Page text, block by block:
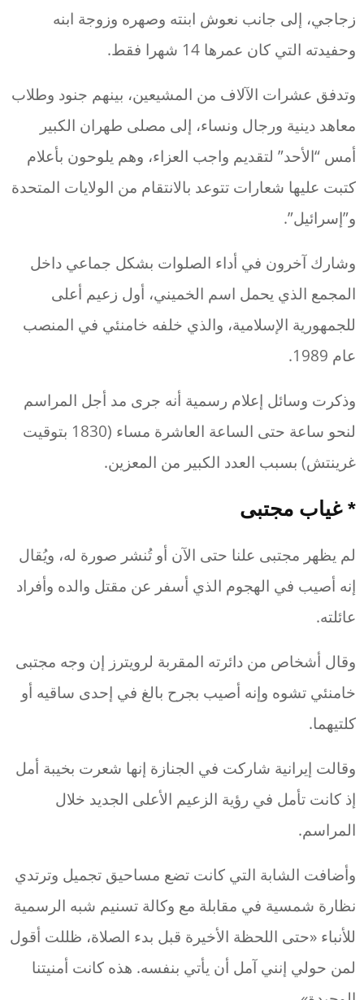
زجاجي، إلى جانب نعوش ابنته وصهره وزوجة ابنه
وحفيدته التي كان عمرها 14 شهرا فقط.
وتدفق عشرات الآلاف من المشيعين، بينهم جنود وطلاب
معاهد دينية ورجال ونساء، إلى مصلى طهران الكبير
أمس “الأحد” لتقديم واجب العزاء، وهم يلوحون بأعلام
كتبت عليها شعارات تتوعد بالانتقام من الولايات المتحدة
و”إسرائيل”.
وشارك آخرون في أداء الصلوات بشكل جماعي داخل
المجمع الذي يحمل اسم الخميني، أول زعيم أعلى
للجمهورية الإسلامية، والذي خلفه خامنئي في المنصب
عام 1989.
وذكرت وسائل إعلام رسمية أنه جرى مد أجل المراسم
لنحو ساعة حتى الساعة العاشرة مساء (1830 بتوقيت
غرينتش) بسبب العدد الكبير من المعزين.
* غياب مجتبى
لم يظهر مجتبى علنا حتى الآن أو تُنشر صورة له، ويُقال
إنه أصيب في الهجوم الذي أسفر عن مقتل والده وأفراد
عائلته.
وقال أشخاص من دائرته المقربة لرويترز إن وجه مجتبى
خامنئي تشوه وإنه أصيب بجرح بالغ في إحدى ساقيه أو
كلتيهما.
وقالت إيرانية شاركت في الجنازة إنها شعرت بخيبة أمل
إذ كانت تأمل في رؤية الزعيم الأعلى الجديد خلال
المراسم.
وأضافت الشابة التي كانت تضع مساحيق تجميل وترتدي
نظارة شمسية في مقابلة مع وكالة تسنيم شبه الرسمية
للأنباء «حتى اللحظة الأخيرة قبل بدء الصلاة، ظللت أقول
لمن حولي إنني آمل أن يأتي بنفسه. هذه كانت أمنيتنا